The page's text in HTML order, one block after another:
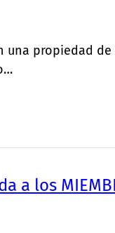
propiedad de
a los